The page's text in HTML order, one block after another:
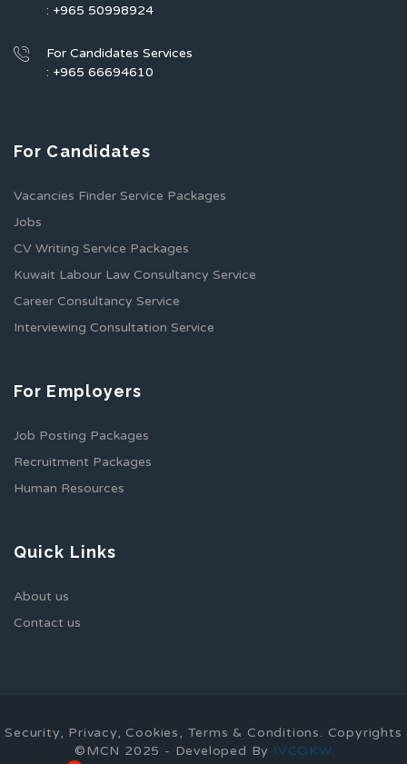
: +965 50998924
For Candidates Services
: +965 66694610
For Candidates
Vacancies Finder Service Packages
Jobs
CV Writing Service Packages
Kuwait Labour Law Consultancy Service
Career Consultancy Service
Interviewing Consultation Service
For Employers
Job Posting Packages
Recruitment Packages
Human Resources
Quick Links
About us
Contact us
Security, Privacy, Cookies, Terms & Conditions. Copyrights
©MCN 2025 - Developed By IVCOKW